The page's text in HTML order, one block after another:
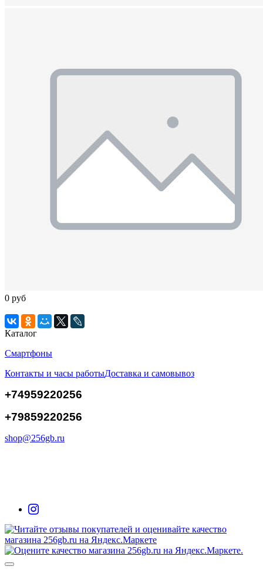
0 руб
Каталог
Смартфоны
Контакты и часы работыДоставка и самовывоз
+74959220256
+79859220256
shop@256gb.ru